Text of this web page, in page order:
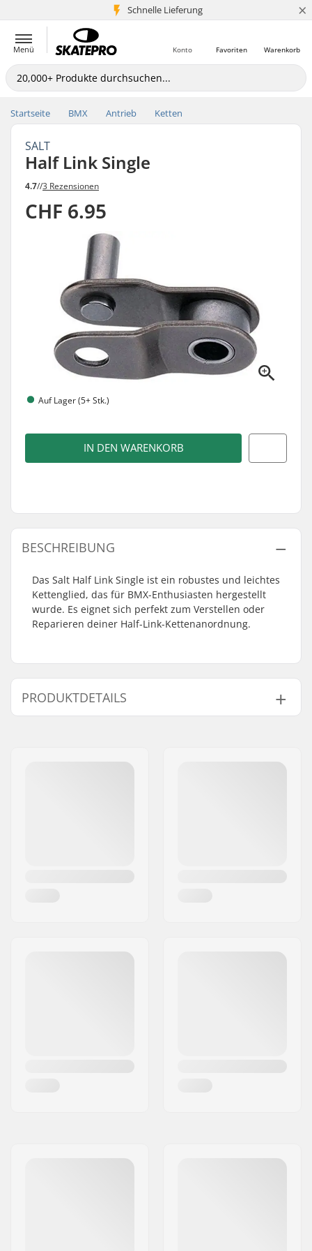
Schnelle Lieferung
5+ Mio. Kunden ×
Menü Warenkorb
Favoriten
Konto
Startseite BMX Antrieb Ketten
SALT
Half Link Single
4.7//3 Rezensionen
CHF 6.95
Auf Lager (5+ Stk.)
IN DEN WARENKORB
BESCHREIBUNG
Das Salt Half Link Single ist ein robustes und leichtes
Kettenglied, das für BMX-Enthusiasten hergestellt
wurde. Es eignet sich perfekt zum Verstellen oder
Reparieren deiner Half-Link-Kettenanordnung.
PRODUKTDETAILS